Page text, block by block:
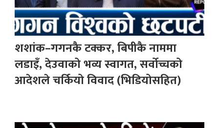
शशांक–गगनकै टक्कर, बिपीकै नाममा
लडाइँ, देउवाको भव्य स्वागत, सर्वोच्चको
आदेशले चर्कियो विवाद (भिडियोसहित)